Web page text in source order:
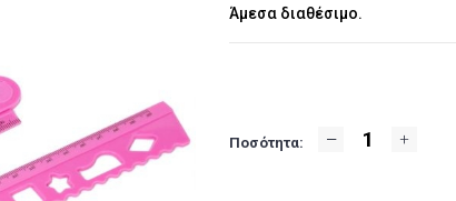
Άμεσα διαθέσιμο.
Ποσότητα: